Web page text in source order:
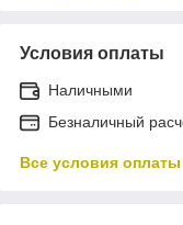
Условия оплаты
Наличными
Безналичный
Все условия оплаты